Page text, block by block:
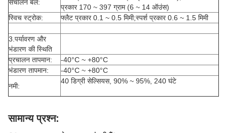
संचालन बल:
प्रकार 170 ~ 397 ग्राम (6 ~ 14 ऑउंस)
स्विच स्ट्रोक:
फ्लैट प्रकार 0.1 ~ 0.5 मिमी;स्पर्श प्रकार 0.6 ~ 1.5 मिमी
3.पर्यावरण और
भंडारण की स्थिति
प्रचालन तापमान:
-40°C ~ +80°C
भंडारण तापमान:
-40°C ~ +80°C
नमी:
40 डिग्री सेल्सियस, 90% ~ 95%, 240 घंटे
सामान्य प्रश्न: